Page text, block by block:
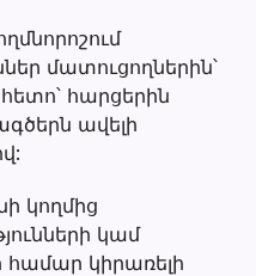
մատուցողներին՝
հարցերին
ավելի
կողմից
կամ
համար կիրառելի